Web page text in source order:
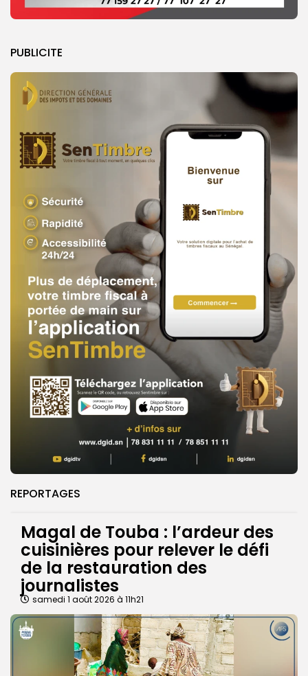
PUBLICITE
REPORTAGES
Magal de Touba : l’ardeur des
cuisinières pour relever le défi
de la restauration des
journalistes
samedi 1 août 2026 à 11h21